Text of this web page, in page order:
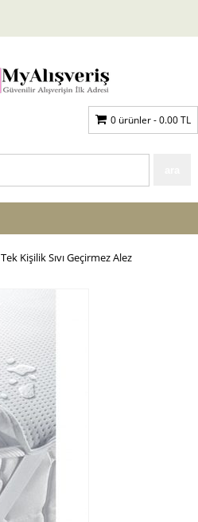
0 ürünler -0.00TL
Tek Kişilik Sıvı Geçirmez Alez